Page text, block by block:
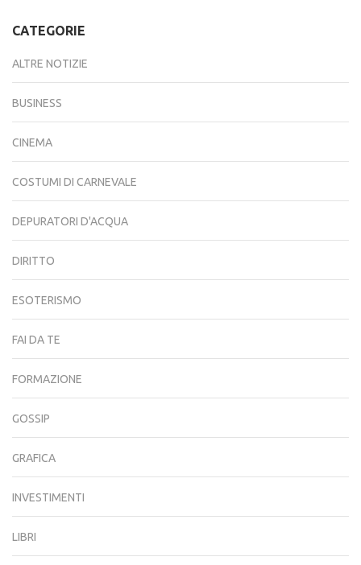
CATEGORIE
ALTRE NOTIZIE
BUSINESS
CINEMA
COSTUMI DI CARNEVALE
DEPURATORI D'ACQUA
DIRITTO
ESOTERISMO
FAI DA TE
FORMAZIONE
GOSSIP
GRAFICA
INVESTIMENTI
LIBRI